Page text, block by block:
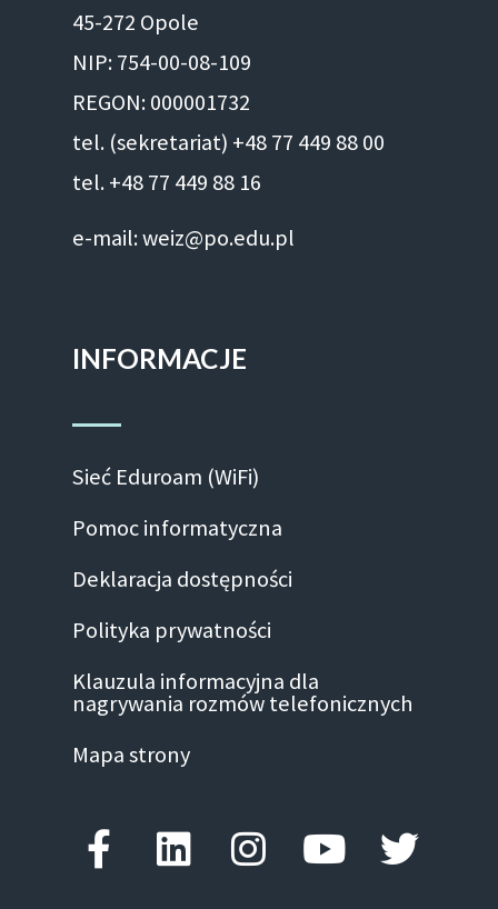
45-272 Opole
NIP: 754-00-08-109
REGON: 000001732
tel. (sekretariat) +48 77 449 88 00
tel. +48 77 449 88 16
e-mail: weiz@po.edu.pl
INFORMACJE
Sieć Eduroam (WiFi)
Pomoc informatyczna
Deklaracja dostępności
Polityka prywatności
Klauzula informacyjna dla
nagrywania rozmów telefonicznych
Mapa strony
Facebook-f
LinkedinInstagram
Youtube